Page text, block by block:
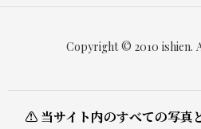
Copyright © 2010 ishien.
⚠ 当サイト内のすべての写真